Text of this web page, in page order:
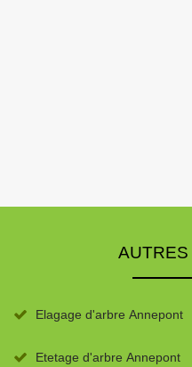
Elagage d'arbre Annepont
Etetage d'arbre Annepont